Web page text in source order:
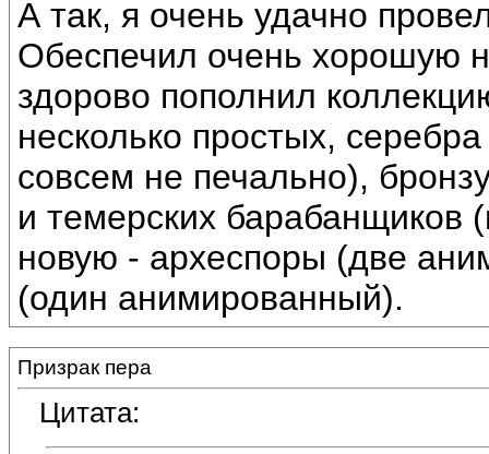
А так, я очень удачно
Обеспечил очень хорошую
здорово пополнил
несколько простых,
совсем не печально),
и темерских барабанщиков
новую - археспоры (две
(один анимированный).
Призрак пера
Цитата: